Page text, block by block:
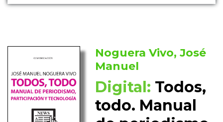
Noguera Vivo, José
Manuel
Digital: Todos,
todo. Manual